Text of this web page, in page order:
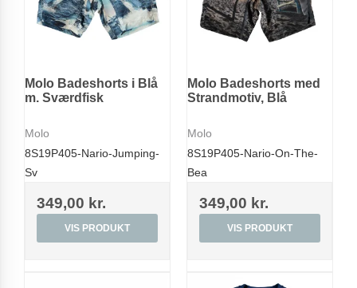
Molo Badeshorts i Blå
m. Sværdfisk
Molo
8S19P405-Nario-Jumping-
Sv
349,00 kr.
VIS PRODUKT
Molo Badeshorts med
Strandmotiv, Blå
Molo
8S19P405-Nario-On-The-
Bea
349,00 kr.
VIS PRODUKT